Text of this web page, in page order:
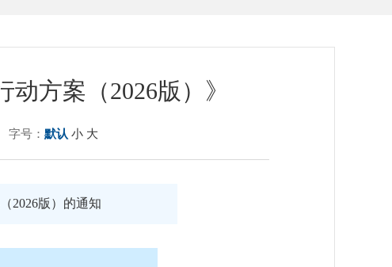
方案（2026版）》
字号： 默认 小 大
2026版）的通知